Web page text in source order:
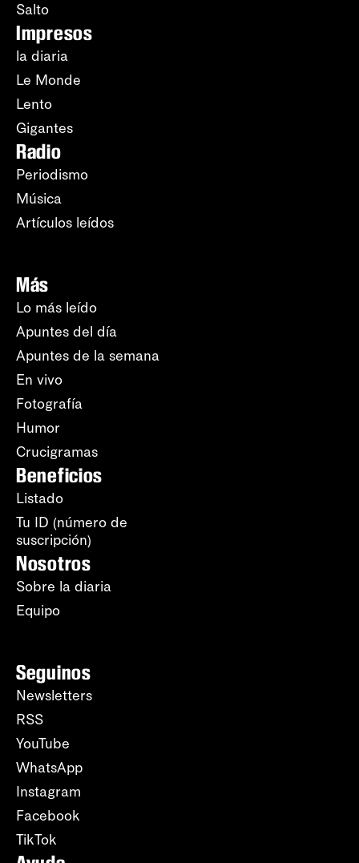
Salto
Impresos
la diaria
Le Monde
Lento
Gigantes
Radio
Periodismo
Música
Artículos leídos
Más
Lo más leído
Apuntes del día
Apuntes de la semana
En vivo
Fotografía
Humor
Crucigramas
Beneficios
Listado
Tu ID (número de
suscripción)
Nosotros
Sobre la diaria
Equipo
Seguinos
Newsletters
RSS
YouTube
WhatsApp
Instagram
Facebook
TikTok